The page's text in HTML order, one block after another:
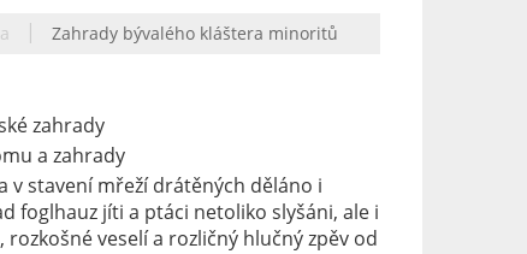
| Zahrady bývalého kláštera minoritů
zahrady
a zahrady
v stavení mřeží drátěných děláno i
foglhauz jíti a ptáci netoliko slyšáni, ale i
veselí a rozličný hlučný zpěv od